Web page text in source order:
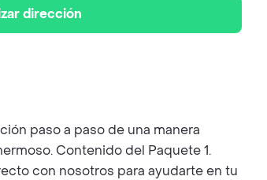
dirección
paso a paso de una manera
Contenido del Paquete 1.
con nosotros para ayudarte en tu